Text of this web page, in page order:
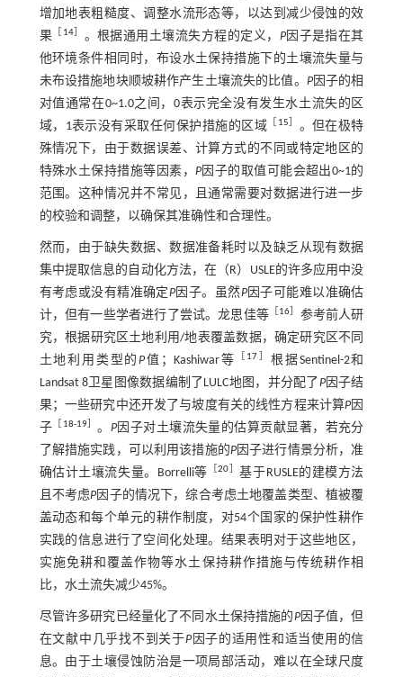
增加地表粗糙度、调整水流形态等，以达到减少侵蚀的效
果
14］ 。根据通用土壤流失方程的定义， P因子是指在其
他环境条件相同时，布设水土保持措施下的土壤流失量与
未布设措施地块顺坡耕作产生土壤流失的比值。 P因子的相
对值通常在0~1.0之间，0表示完全没有发生水土流失的区
域，1表示没有采取任何保护措施的区域
15
。但在极特
殊情况下，由于数据误差、计算方式的不同或特定地区的
特殊水土保持措施等因素， P因子的取值可能会超出0~1的
范围。这种情况并不常见，且通常需要对数据进行进一步
的校验和调整，以确保其准确性和合理性。
然而，由于缺失数据、数据准备耗时以及缺乏从现有数据
集中提取信息的自动化方法，在（R）USLE的许多应用中没
有考虑或没有精准确定P因子。虽然P因子可能难以准确估
计，但有一些学者进行了尝试。龙思佳等
16
参考前人研
究，根据研究区土地利用/地表覆盖数据，确定研究区不同
土地利用类型的P值；Kashiwar等 17
根据Sentinel-2和
Landsat 8卫星图像数据编制了LULC地图，并分配了 P因子结
果；一些研究中还开发了与坡度有关的线性方程来计算P因
子
18-19］ 。 P因子对土壤流失量的估算贡献显著，若充分
了解措施实践，可以利用该措施的P因子进行情景分析，准
确估计土壤流失量。Borrelli等 ［20
基于RUSLE的建模方法
且不考虑P因子的情况下，综合考虑土地覆盖类型、植被覆
盖动态和每个单元的耕作制度，对54个国家的保护性耕作
实践的信息进行了空间化处理。结果表明对于这些地区，
实施免耕和覆盖作物等水土保持耕作措施与传统耕作相
比，水土流失减少45%。
尽管许多研究已经量化了不同水土保持措施的P因子值，但
在文献中几乎找不到关于P因子的适用性和适当使用的信
息。由于土壤侵蚀防治是一项局部活动，难以在全球尺度